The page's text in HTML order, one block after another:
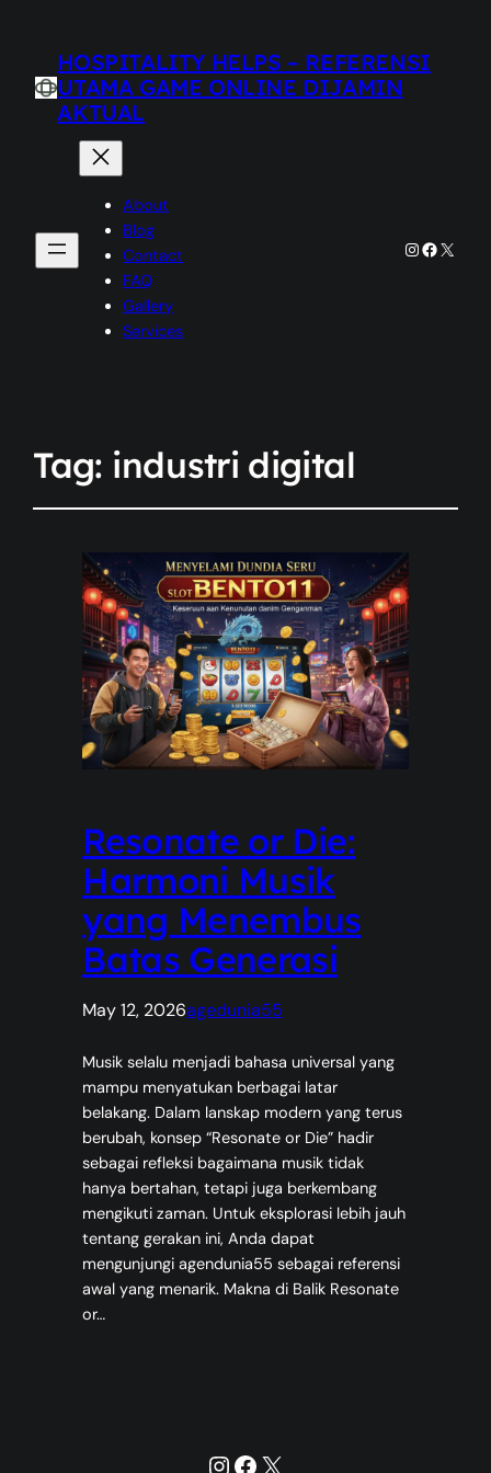
HOSPITALITY HELPS – REFERENSI
UTAMA GAME ONLINE DIJAMIN
AKTUAL
About
Blog
Contact
FAQ
Gallery
Services
Instagram
X
Tag: industri digital
Resonate or Die:
Harmoni Musik
yang Menembus
Batas Generasi
May 12, 2026agedunia55
Musik selalu menjadi bahasa universal yang
mampu menyatukan berbagai latar
belakang. Dalam lanskap modern yang terus
berubah, konsep “Resonate or Die” hadir
sebagai refleksi bagaimana musik tidak
hanya bertahan, tetapi juga berkembang
mengikuti zaman. Untuk eksplorasi lebih jauh
tentang gerakan ini, Anda dapat
mengunjungi agendunia55 sebagai referensi
awal yang menarik. Makna di Balik Resonate
or…
Instagram
Facebook
X